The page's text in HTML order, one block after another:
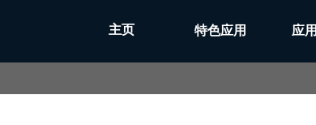
主页 特色应用 应